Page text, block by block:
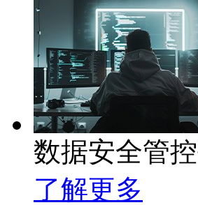
数据安全管
了解更多